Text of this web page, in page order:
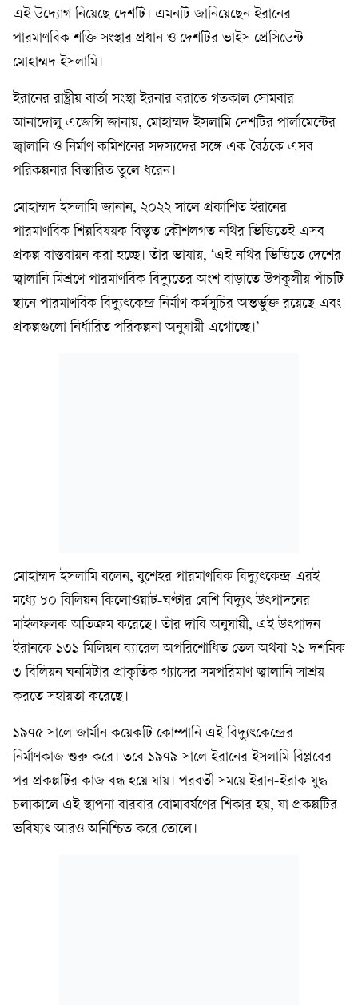
এই উদ্যোগ নিয়েছে দেশটি। এমনটি জানিয়েছেন ইরানের
পারমাণবিক শক্তি সংস্থার প্রধান ও দেশটির ভাইস প্রেসিডেন্ট
মোহাম্মদ ইসলামি।
ইরানের রাষ্ট্রীয় বার্তা সংস্থা ইরনার বরাতে গতকাল সোমবার
আনাদোলু এজেন্সি জানায়, মোহাম্মদ ইসলামি দেশটির পার্লামেন্টের
জ্বালানি ও নির্মাণ কমিশনের সদস্যদের সঙ্গে এক বৈঠকে এসব
পরিকল্পনার বিস্তারিত তুলে ধরেন।
মোহাম্মদ ইসলামি জানান, ২০২২ সালে প্রকাশিত ইরানের
পারমাণবিক শিল্পবিষয়ক বিস্তৃত কৌশলগত নথির ভিত্তিতেই এসব
প্রকল্প বাস্তবায়ন করা হচ্ছে। তাঁর ভাষায়, ‘এই নথির ভিত্তিতে দেশের
জ্বালানি মিশ্রণে পারমাণবিক বিদ্যুতের অংশ বাড়াতে উপকূলীয় পাঁচটি
স্থানে পারমাণবিক বিদ্যুৎকেন্দ্র নির্মাণ কর্মসূচির অন্তর্ভুক্ত রয়েছে এবং
প্রকল্পগুলো নির্ধারিত পরিকল্পনা অনুযায়ী এগোচ্ছে।’
মোহাম্মদ ইসলামি বলেন, বুশেহর পারমাণবিক বিদ্যুৎকেন্দ্র এরই
মধ্যে ৮০ বিলিয়ন কিলোওয়াট-ঘণ্টার বেশি বিদ্যুৎ উৎপাদনের
মাইলফলক অতিক্রম করেছে। তাঁর দাবি অনুযায়ী, এই উৎপাদন
ইরানকে ১৩১ মিলিয়ন ব্যারেল অপরিশোধিত তেল অথবা ২১ দশমিক
৩ বিলিয়ন ঘনমিটার প্রাকৃতিক গ্যাসের সমপরিমাণ জ্বালানি সাশ্রয়
করতে সহায়তা করেছে।
১৯৭৫ সালে জার্মান কয়েকটি কোম্পানি এই বিদ্যুৎকেন্দ্রের
নির্মাণকাজ শুরু করে। তবে ১৯৭৯ সালে ইরানের ইসলামি বিপ্লবের
পর প্রকল্পটির কাজ বন্ধ হয়ে যায়। পরবর্তী সময়ে ইরান-ইরাক যুদ্ধ
চলাকালে এই স্থাপনা বারবার বোমাবর্ষণের শিকার হয়, যা প্রকল্পটির
ভবিষ্যৎ আরও অনিশ্চিত করে তোলে।